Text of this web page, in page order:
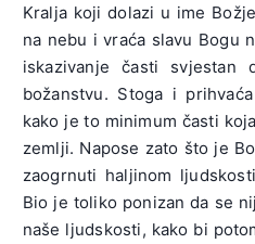
Kralja koji dolazi u ime
na nebu i vraća slavu Bogu
iskazivanje časti svjestan
božanstvu. Stoga i
kako je to minimum časti
zemlji. Napose zato što je
zaogrnuti haljinom
Bio je toliko ponizan da se
naše ljudskosti, kako bi